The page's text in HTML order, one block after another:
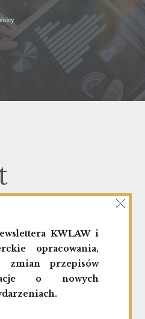
na
KWLAW i
opracowania,
zmian przepisów
o nowych
×